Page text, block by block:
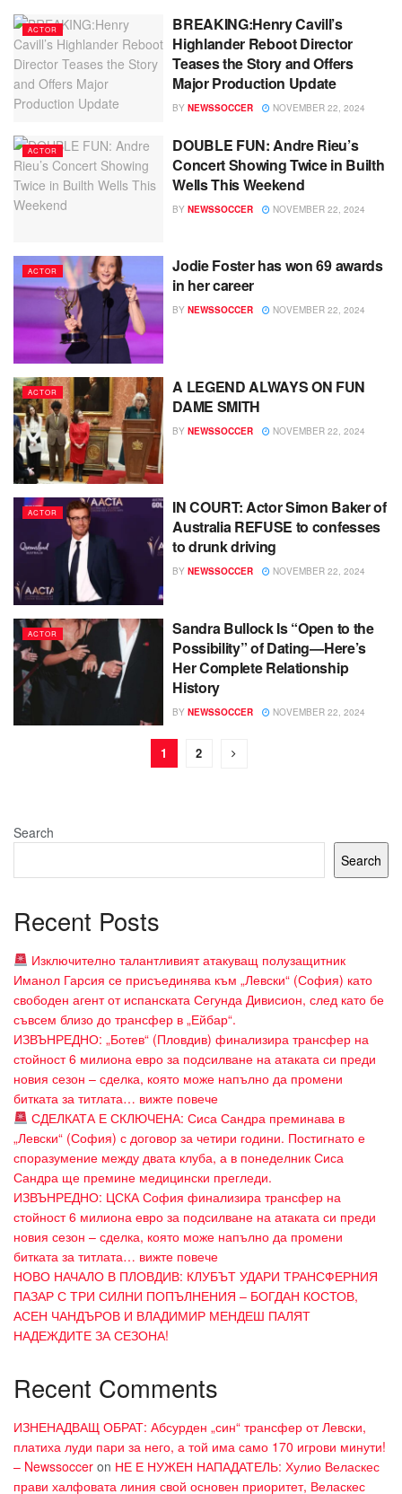
ACTOR
BREAKING:Henry Cavill’s
Highlander Reboot Director
Teases the Story and Offers
Major Production Update
BY NEWSSOCCER NOVEMBER 22, 2024
ACTOR
DOUBLE FUN: Andre Rieu’s
Concert Showing Twice in Builth
Wells This Weekend
BY NEWSSOCCER NOVEMBER 22, 2024
ACTOR
Jodie Foster has won 69 awards
in her career
BY NEWSSOCCER NOVEMBER 22, 2024
ACTOR
A LEGEND ALWAYS ON FUN
DAME SMITH
BY NEWSSOCCER NOVEMBER 22, 2024
ACTOR
IN COURT: Actor Simon Baker of
Australia REFUSE to confesses
to drunk driving
BY NEWSSOCCER NOVEMBER 22, 2024
ACTOR
Sandra Bullock Is “Open to the
Possibility” of Dating—Here’s
Her Complete Relationship
History
BY NEWSSOCCER NOVEMBER 22, 2024
1 2
Search
Search
Recent Posts
Изключително талантливият атакуващ полузащитник
Иманол Гарсия се присъединява към „Левски“ (София) като
свободен агент от испанската Сегунда Дивисион, след като бе
съвсем близо до трансфер в „Ейбар“.
ИЗВЪНРЕДНО: „Ботев“ (Пловдив) финализира трансфер на
стойност 6 милиона евро за подсилване на атаката си преди
новия сезон – сделка, която може напълно да промени
битката за титлата… вижте повече
СДЕЛКАТА Е СКЛЮЧЕНА: Сиса Сандра преминава в
„Левски“ (София) с договор за четири години. Постигнато е
споразумение между двата клуба, а в понеделник Сиса
Сандра ще премине медицински прегледи.
ИЗВЪНРЕДНО: ЦСКА София финализира трансфер на
стойност 6 милиона евро за подсилване на атаката си преди
новия сезон – сделка, която може напълно да промени
битката за титлата… вижте повече
НОВО НАЧАЛО В ПЛОВДИВ: КЛУБЪТ УДАРИ ТРАНСФЕРНИЯ
ПАЗАР С ТРИ СИЛНИ ПОПЪЛНЕНИЯ – БОГДАН КОСТОВ,
АСЕН ЧАНДЪРОВ И ВЛАДИМИР МЕНДЕШ ПАЛЯТ
НАДЕЖДИТЕ ЗА СЕЗОНА!
Recent Comments
ИЗНЕНАДВАЩ ОБРАТ: Абсурден „син“ трансфер от Левски,
платиха луди пари за него, а той има само 170 игрови минути!
– Newssoccer on НЕ Е НУЖЕН НАПАДАТЕЛЬ: Хулио Веласкес
прави халфовата линия свой основен приоритет, Веласкес